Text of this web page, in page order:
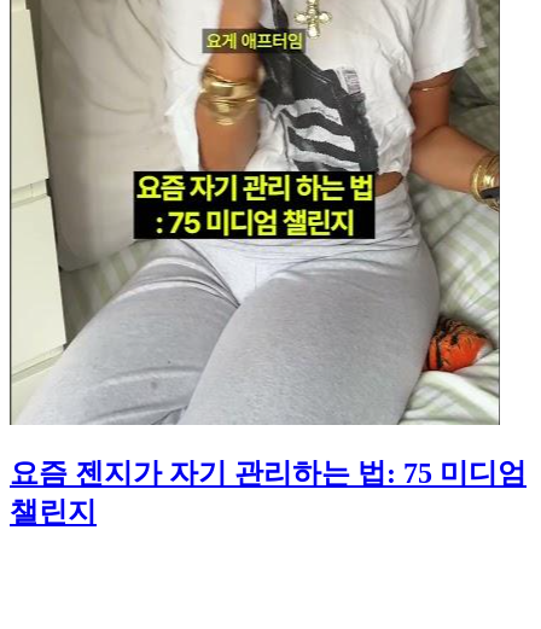
요즘 젠지가 자기 관리하는 법: 75 미디엄
챌린지